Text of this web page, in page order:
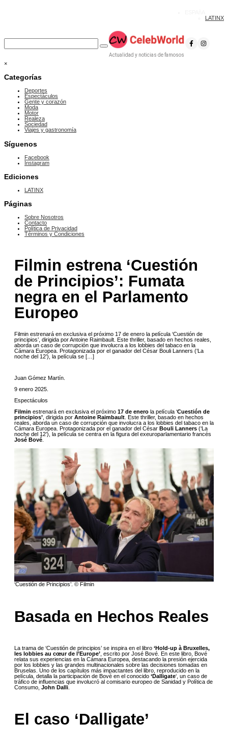
LATINX
Actualidad y noticias de famosos
×
Categorías
Deportes
Espectáculos
Gente y corazón
Moda
Motor
Realeza
Sociedad
Viajes y gastronomía
Síguenos
Facebook
Instagram
Ediciones
LATINX
Páginas
Sobre Nosotros
Contacto
Política de Privacidad
Términos y Condiciones
Filmin estrena ‘Cuestión
de Principios’: Fumata
negra en el Parlamento
Europeo
Filmin estrenará en exclusiva el próximo 17 de enero la película ‘Cuestión de
principios’, dirigida por Antoine Raimbault. Este thriller, basado en hechos reales,
aborda un caso de corrupción que involucra a los lobbies del tabaco en la
Cámara Europea. Protagonizada por el ganador del César Bouli Lanners (‘La
noche del 12’), la película se […]
Juan Gómez Martín
9 enero 2025
Espectáculos
Filmin estrenará en exclusiva el próximo 17 de enero la película ‘Cuestión de
principios’ , dirigida por Antoine Raimbault . Este thriller, basado en hechos
reales, aborda un caso de corrupción que involucra a los lobbies del tabaco en la
Cámara Europea. Protagonizada por el ganador del César Bouli Lanners (‘La
noche del 12’), la película se centra en la figura del exeuroparlamentario francés
José Bové
‘Cuestión de Principios’. © Filmin
Basada en Hechos Reales
La trama de ‘Cuestión de principios’ se inspira en el libro ‘Hold-up à Bruxelles,
les lobbies au cœur de l’Europe’ , escrito por José Bové. En este libro, Bové
relata sus experiencias en la Cámara Europea, destacando la presión ejercida
por los lobbies y las grandes multinacionales sobre las decisiones tomadas en
Bruselas. Uno de los capítulos más impactantes del libro, reproducido en la
película, detalla la participación de Bové en el conocido ‘Dalligate‘, un caso de
tráfico de influencias que involucró al comisario europeo de Sanidad y Política de
Consumo, John Dalli
El caso ‘Dalligate’